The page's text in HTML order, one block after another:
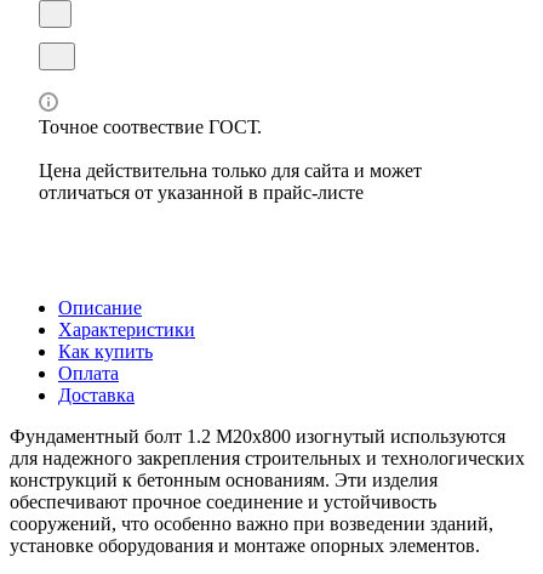
Точное соотвествие ГОСТ.
Цена действительна только для сайта и может
отличаться от указанной в прайс-листе
Описание
Характеристики
Как купить
Оплата
Доставка
Фундаментный болт 1.2 М20х800 изогнутый используются
для надежного закрепления строительных и технологических
конструкций к бетонным основаниям. Эти изделия
обеспечивают прочное соединение и устойчивость
сооружений, что особенно важно при возведении зданий,
установке оборудования и монтаже опорных элементов.